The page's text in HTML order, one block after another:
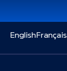
EnglishFrançais